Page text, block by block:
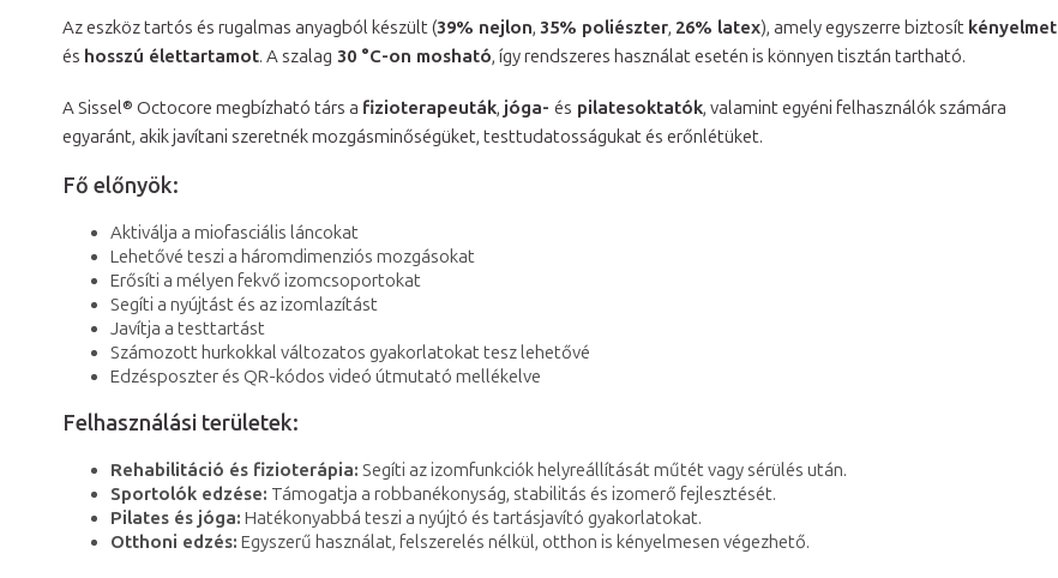
Az eszköz tartós és rugalmas anyagból készült (39% nejlon, 35% poliészter, 26% latex), amely egyszerre biztosít kényelmet
és hosszú élettartamot. A szalag 30 °C-on mosható, így rendszeres használat esetén is könnyen tisztán tartható.
A Sissel® Octocore megbízható társ a fizioterapeuták, jóga- és pilatesoktatók, valamint egyéni felhasználók számára
egyaránt, akik javítani szeretnék mozgásminőségüket, testtudatosságukat és erőnlétüket.
Fő előnyök:
Aktiválja a miofasciális láncokat
Lehetővé teszi a háromdimenziós mozgásokat
Erősíti a mélyen fekvő izomcsoportokat
Segíti a nyújtást és az izomlazítást
Javítja a testtartást
Számozott hurkokkal változatos gyakorlatokat tesz lehetővé
Edzésposzter és QR-kódos videó útmutató mellékelve
Felhasználási területek:
Rehabilitáció és fizioterápia: Segíti az izomfunkciók helyreállítását műtét vagy sérülés után.
Sportolók edzése: Támogatja a robbanékonyság, stabilitás és izomerő fejlesztését.
Pilates és jóga: Hatékonyabbá teszi a nyújtó és tartásjavító gyakorlatokat.
Otthoni edzés: Egyszerű használat, felszerelés nélkül, otthon is kényelmesen végezhető.